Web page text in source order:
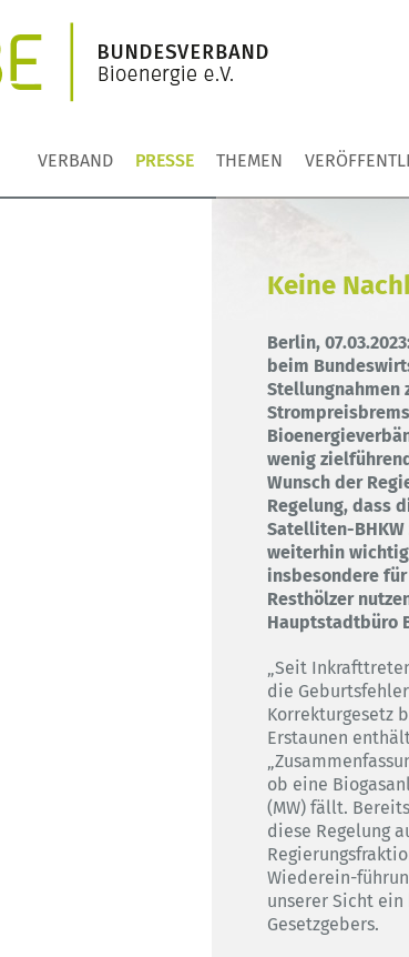
VERBAND PRESSE THEMEN
Keine
Berlin,
beim
Stellungnahmen
wenig
Wunsch der
Regelung, dass
Satelliten-
weiterhin
insbesondere
Resthölzer
Hauptstadtbüro
„Seit
die
Korrekturgesetz
Erstaunen
ob eine
(MW) fällt.
diese Regelung
Wiederein-
unserer Sicht ein
Gesetzgebers.